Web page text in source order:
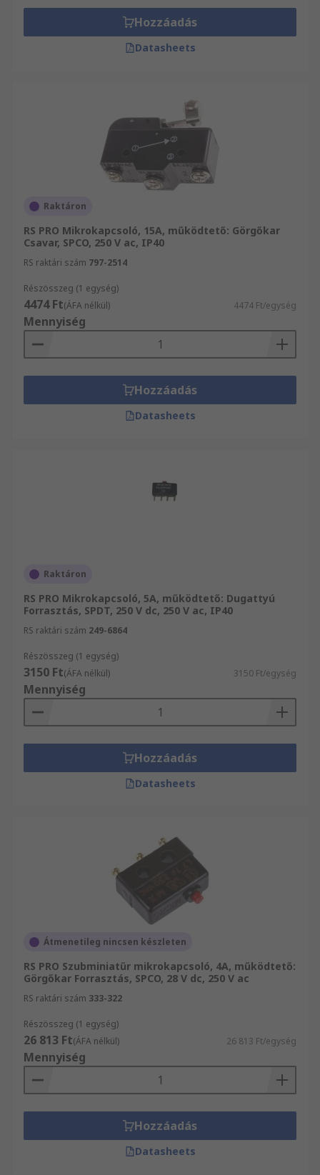
Hozzáadás
Datasheets
Raktáron
RS PRO Mikrokapcsoló, 15A, működtető: Görgőkar
Csavar, SPCO, 250 V ac, IP40
RS raktári szám 797-2514
Részösszeg (1 egység)
4474 Ft(ÁFA nélkül) 4474 Ft/egység
Mennyiség
Hozzáadás
Datasheets
Raktáron
RS PRO Mikrokapcsoló, 5A, működtető: Dugattyú
Forrasztás, SPDT, 250 V dc, 250 V ac, IP40
RS raktári szám 249-6864
Részösszeg (1 egység)
3150 Ft(ÁFA nélkül) 3150 Ft/egység
Mennyiség
Hozzáadás
Datasheets
Átmenetileg nincsen készleten
RS PRO Szubminiatűr mikrokapcsoló, 4A, működtető:
Görgőkar Forrasztás, SPCO, 28 V dc, 250 V ac
RS raktári szám 333-322
Részösszeg (1 egység)
26 813 Ft(ÁFA nélkül) 26 813 Ft/egység
Mennyiség
Hozzáadás
Datasheets